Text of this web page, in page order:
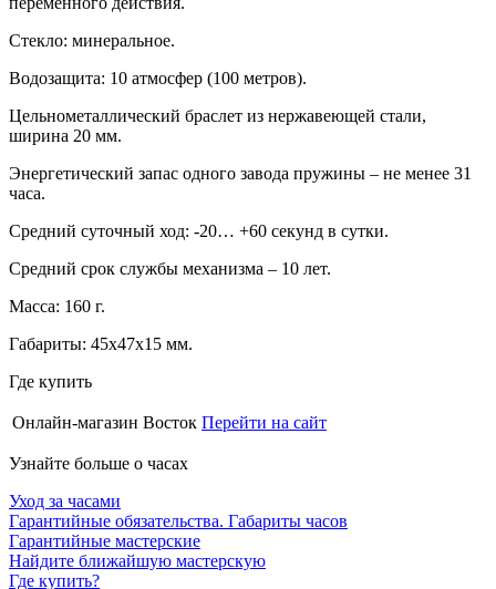
Стекло: минеральное.
Водозащита: 10 атмосфер (100 метров).
Цельнометаллический браслет из нержавеющей стали,
ширина 20 мм.
Энергетический запас одного завода пружины – не менее 31
часа.
Средний суточный ход: -20… +60 секунд в сутки.
Средний срок службы механизма – 10 лет.
Масса: 160 г.
Габариты: 45х47х15 мм.
Где купить
Онлайн-магазин Восток Перейти на сайт
Узнайте больше о часах
Уход за часами
Гарантийные обязательства. Габариты часов
Гарантийные мастерские
Найдите ближайшую мастерскую
Где купить?